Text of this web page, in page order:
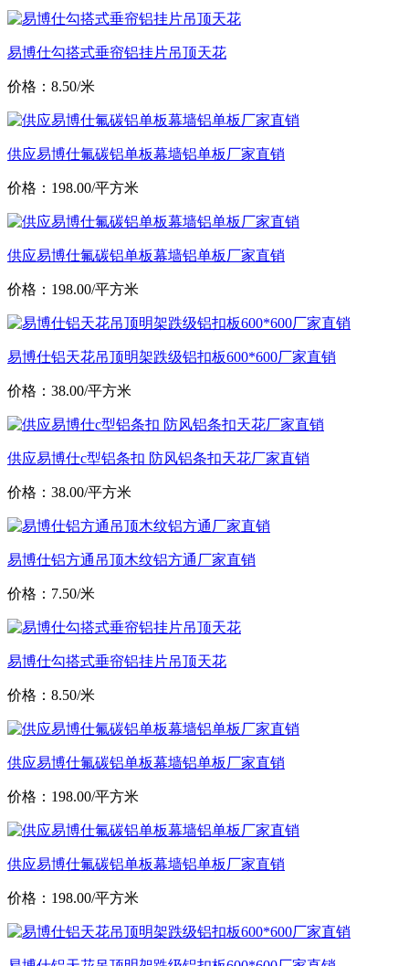
易博仕勾搭式垂帘铝挂片吊顶天花
价格：8.50/米
供应易博仕氟碳铝单板幕墙铝单板厂家直销
价格：198.00/平方米
供应易博仕氟碳铝单板幕墙铝单板厂家直销
价格：198.00/平方米
易博仕铝天花吊顶明架跌级铝扣板600*600厂家直销
价格：38.00/平方米
供应易博仕c型铝条扣 防风铝条扣天花厂家直销
价格：38.00/平方米
易博仕铝方通吊顶木纹铝方通厂家直销
价格：7.50/米
易博仕勾搭式垂帘铝挂片吊顶天花
价格：8.50/米
供应易博仕氟碳铝单板幕墙铝单板厂家直销
价格：198.00/平方米
供应易博仕氟碳铝单板幕墙铝单板厂家直销
价格：198.00/平方米